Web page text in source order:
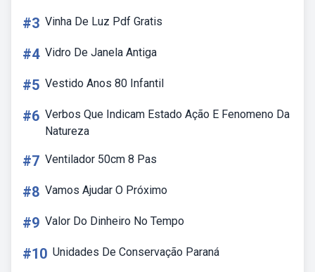
#3 Vinha De Luz Pdf Gratis
#4 Vidro De Janela Antiga
#5 Vestido Anos 80 Infantil
#6 Verbos Que Indicam Estado Ação E Fenomeno Da
Natureza
#7 Ventilador 50cm 8 Pas
#8 Vamos Ajudar O Próximo
#9 Valor Do Dinheiro No Tempo
#10 Unidades De Conservação Paraná